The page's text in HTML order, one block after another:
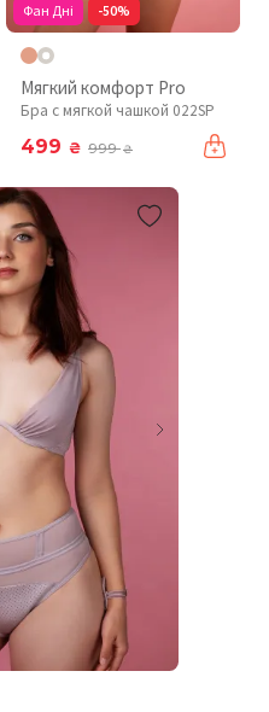
Фан Дні -50%
Мягкий комфорт Pro
Бра с мягкой чашкой 022SP
499 ₴ 999₴